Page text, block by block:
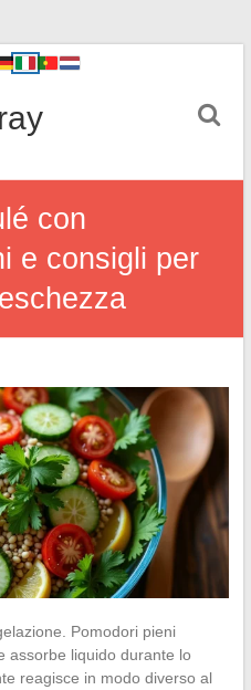
con
e consigli per
Pomodori pieni
assorbe liquido durante lo
reagisce in modo diverso al